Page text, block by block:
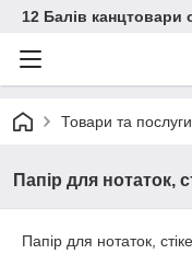
12 Балів канцтовари
Товари та послуги
Папір для нотаток,
Папір для нотаток,